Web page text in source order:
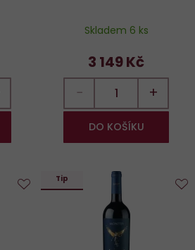
Skladem 6 ks
3 149 Kč
− +
DO KOŠÍKU
Tip